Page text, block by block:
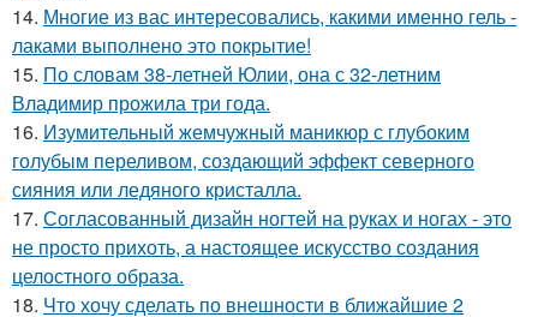
14. Многие из вас интересовались, какими именно гель -
лаками выполнено это покрытие!
15. По словам 38-летней Юлии, она с 32-летним
Владимир прожила три года.
16. Изумительный жемчужный маникюр с глубоким
голубым переливом, создающий эффект северного
сияния или ледяного кристалла.
17. Согласованный дизайн ногтей на руках и ногах - это
не просто прихоть, а настоящее искусство создания
целостного образа.
18. Что хочу сделать по внешности в ближайшие 2